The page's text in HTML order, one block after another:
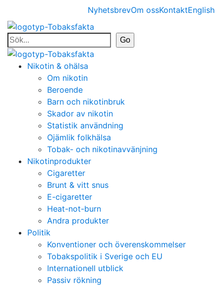
NyhetsbrevOm ossKontaktEnglish
Nikotin & ohälsa
Om nikotin
Beroende
Barn och nikotinbruk
Skador av nikotin
Statistik användning
Ojämlik folkhälsa
Tobak- och nikotinavvänjning
Nikotinprodukter
Cigaretter
Brunt & vitt snus
E-cigaretter
Heat-not-burn
Andra produkter
Politik
Konventioner och överenskommelser
Tobakspolitik i Sverige och EU
Internationell utblick
Passiv rökning